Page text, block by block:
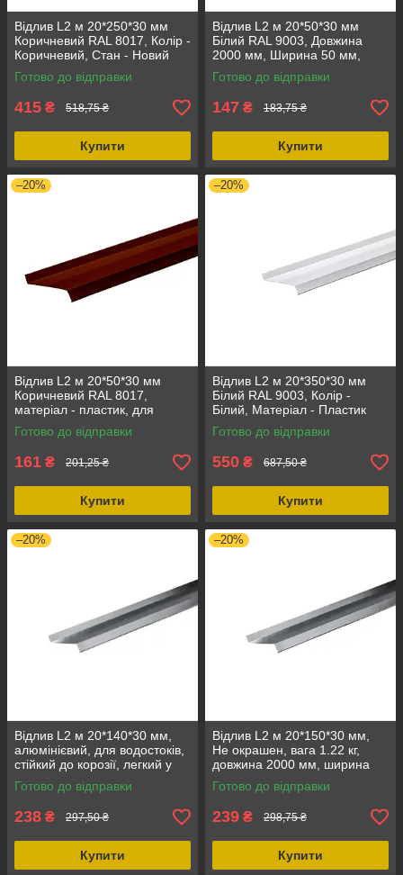
Відлив L2 м 20*250*30 мм
Коричневий RAL 8017, Колір -
Коричневий, Стан - Новий
Готово до відправки
415 ₴ 518,75 ₴
Купити
Відлив L2 м 20*50*30 мм
Білий RAL 9003, Довжина
2000 мм, Ширина 50 мм,
Стан - Новий
Готово до відправки
147 ₴ 183,75 ₴
Купити
–20%
Відлив L2 м 20*50*30 мм
Коричневий RAL 8017,
матеріал - пластик, для
зовнішніх робіт
Готово до відправки
161 ₴ 201,25 ₴
Купити
–20%
Відлив L2 м 20*350*30 мм
Білий RAL 9003, Колір -
Білий, Матеріал - Пластик
Готово до відправки
550 ₴ 687,50 ₴
Купити
–20%
Відлив L2 м 20*140*30 мм,
алюмінієвий, для водостоків,
стійкий до корозії, легкий у
монтажі
Готово до відправки
238 ₴ 297,50 ₴
Купити
–20%
Відлив L2 м 20*150*30 мм,
Не окрашен, вага 1.22 кг,
довжина 2000 мм, ширина
150 мм
Готово до відправки
239 ₴ 298,75 ₴
Купити